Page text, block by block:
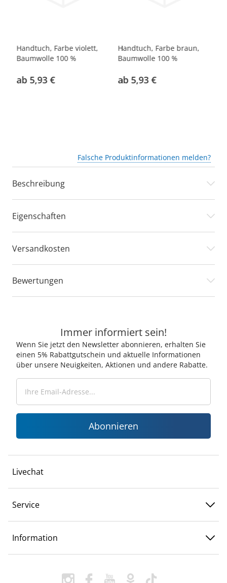
Handtuch, Farbe violett,
Baumwolle 100 %
ab 5,93 €
Handtuch, Farbe braun,
Baumwolle 100 %
ab 5,93 €
Falsche Produktinformationen melden?
Beschreibung
Eigenschaften
Versandkosten
Bewertungen
Immer informiert sein!
Wenn Sie jetzt den Newsletter abonnieren, erhalten Sie
einen 5% Rabattgutschein und aktuelle Informationen
über unsere Neuigkeiten, Aktionen und andere Rabatte.
Abonnieren
Livechat
Service
Information